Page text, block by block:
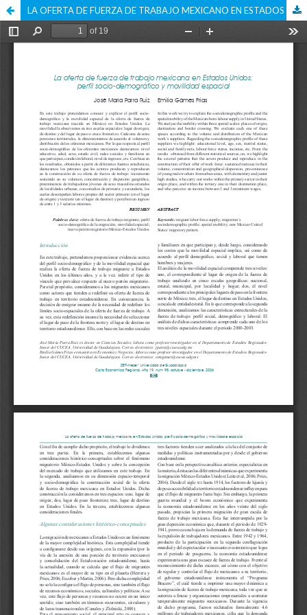
LA OFERTA DE FUERZA DE TRABAJO MEXICANO EN ESTADOS UNIDOS: PERFIL SOCIAL-DEMOGRÁFICO Y MOVILIDAD ESPACIAL